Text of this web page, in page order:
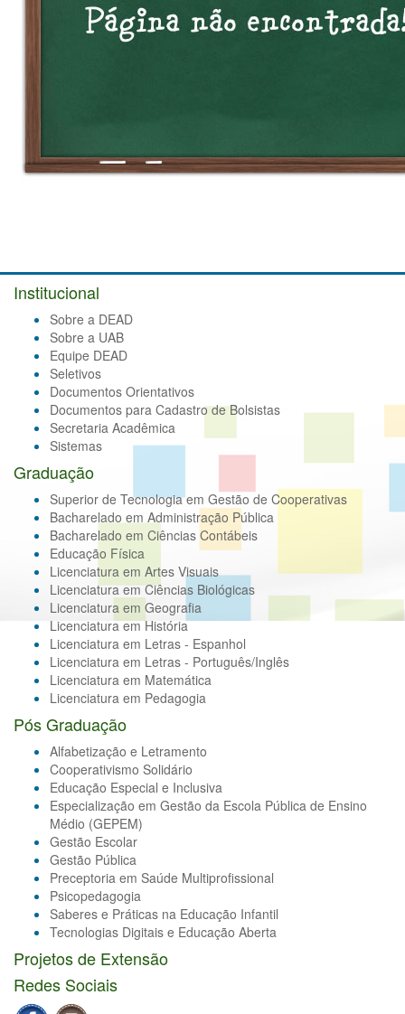
Institucional
Sobre a DEAD
Sobre a UAB
Equipe DEAD
Seletivos
Documentos Orientativos
Documentos para Cadastro de Bolsistas
Secretaria Acadêmica
Sistemas
Graduação
Superior de Tecnologia em Gestão de Cooperativas
Bacharelado em Administração Pública
Bacharelado em Ciências Contábeis
Educação Física
Licenciatura em Artes Visuais
Licenciatura em Ciências Biológicas
Licenciatura em Geografia
Licenciatura em História
Licenciatura em Letras - Espanhol
Licenciatura em Letras - Português/Inglês
Licenciatura em Matemática
Licenciatura em Pedagogia
Pós Graduação
Alfabetização e Letramento
Cooperativismo Solidário
Educação Especial e Inclusiva
Especialização em Gestão da Escola Pública de Ensino
Médio (GEPEM)
Gestão Escolar
Gestão Pública
Preceptoria em Saúde Multiprofissional
Psicopedagogia
Saberes e Práticas na Educação Infantil
Tecnologias Digitais e Educação Aberta
Projetos de Extensão
Redes Sociais